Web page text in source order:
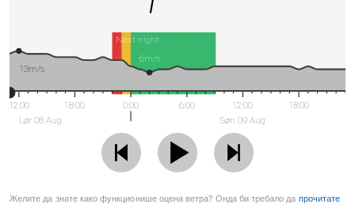
Next night
12:00
Lør 08 Aug
18:00 0:00 6:00
12:00
Søn 09 Aug
18:00
13m/s
6m/s
Желите да знате како функционише оцена ветра? Онда би требало да прочитате